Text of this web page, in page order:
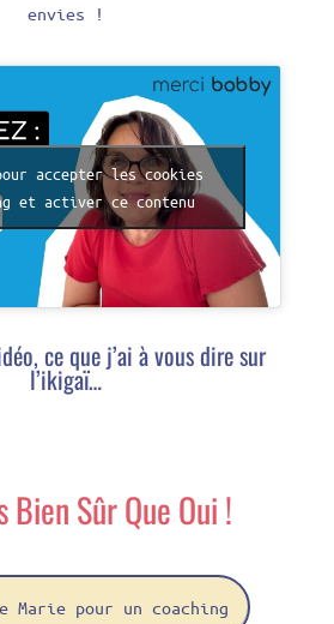
envies !
accepter les cookies
et activer ce contenu
ce que j’ai à vous dire sur
l’ikigaï…
Bien Sûr Que Oui !
Marie pour un coaching